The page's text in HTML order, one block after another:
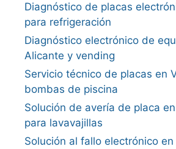
Diagnóstico de placas
para refrigeración
Diagnóstico electrónico de
Alicante y vending
Servicio técnico de placas en
bombas de piscina
Solución de avería de placa
para lavavajillas
Solución al fallo electrónico